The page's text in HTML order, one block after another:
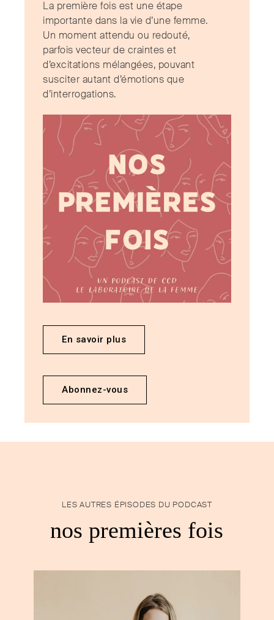
La première fois est une étape
importante dans la vie d’une femme.
Un moment attendu ou redouté,
parfois vecteur de craintes et
d’excitations mélangées, pouvant
susciter autant d’émotions que
d’interrogations.
En savoir plus
Abonnez-vous
LES AUTRES ÉPISODES DU PODCAST
nos premières fois